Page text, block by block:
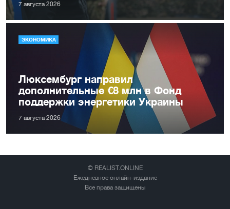
7 августа 2026
ЭКОНОМИКА
Люксембург направил
дополнительные €8 млн в Фонд
поддержки энергетики Украины
7 августа 2026
© REALIST.ONLINE
Ежедневное онлайн-издание
Все права защищены